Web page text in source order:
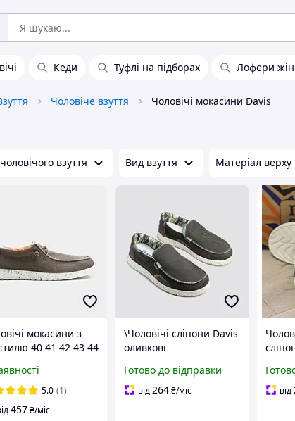
Кеди Туфлі на підборах Лофери
Чоловіче взуття Чоловічі мокасини Davis
взуття Вид взуття Матеріал верху
мокасини з
40 41 42 43 44
5.0 (1)
457₴/міс
\Чоловічі сліпони Davis
оливкові
Готово до відправки
від264₴/міс від